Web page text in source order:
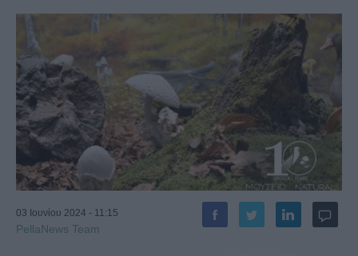
03 Ιουνίου 2024 - 11:15
PellaNews Team